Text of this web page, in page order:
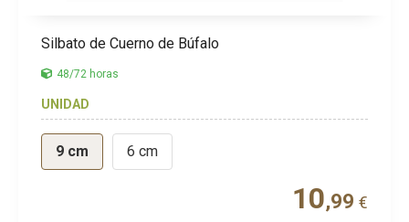
Silbato de Cuerno de Búfalo
48/72 horas
UNIDAD
9 cm 6 cm
10,99 €